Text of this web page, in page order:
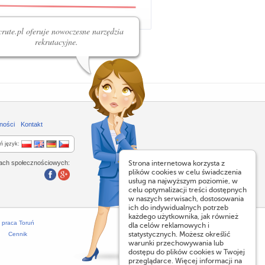
Strona internetowa korzysta z
plików cookies w celu świadczenia
usług na najwyższym poziomie, w
celu optymalizacji treści dostępnych
w naszych serwisach, dostosowania
ich do indywidualnych potrzeb
każdego użytkownika, jak również
dla celów reklamowych i
statystycznych. Możesz określić
warunki przechowywania lub
dostępu do plików cookies w Twojej
przeglądarce. Więcej informacji na
Kontakt
język:
społecznościowych:
oferuje nowoczesne narzędzia
rekrutacyjne.
praca Toruń
Cennik